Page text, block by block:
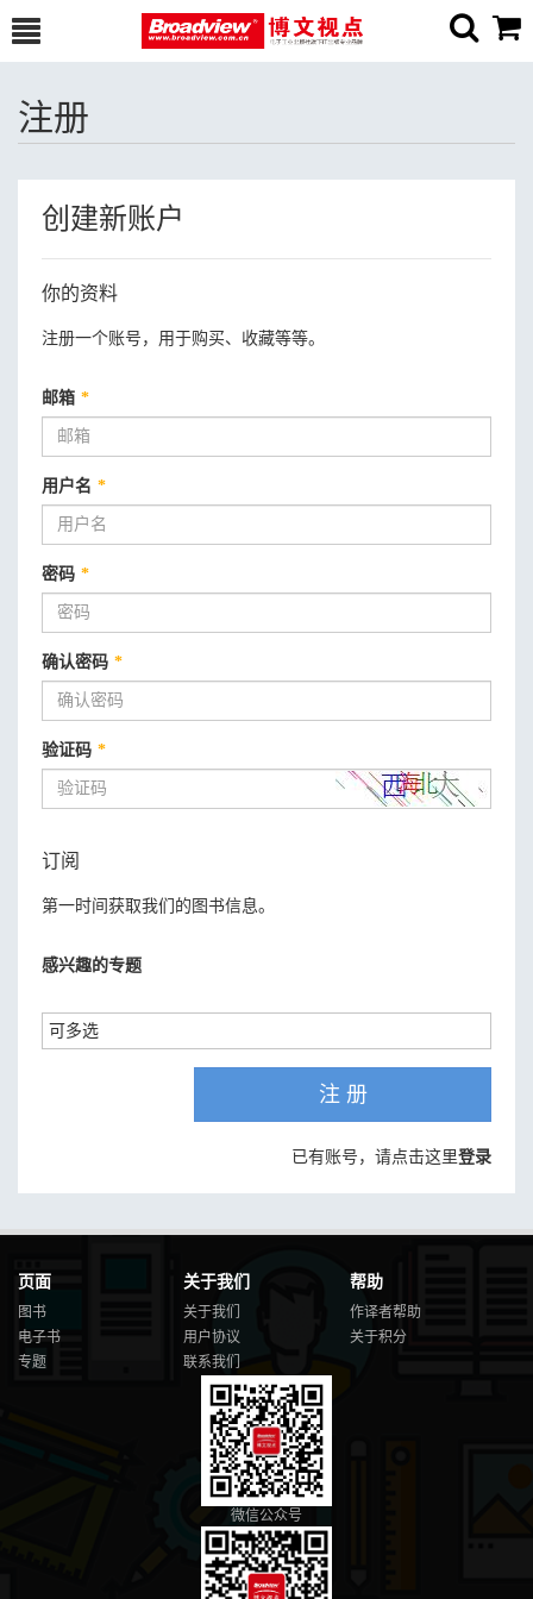
注册
创建新账户
你的资料
注册一个账号，用于购买、收藏等等。
邮箱 *
用户名 *
密码 *
确认密码 *
验证码 *
订阅
第一时间获取我们的图书信息。
感兴趣的专题
注 册
已有账号，请点击这里登录
页面
图书
电子书
专题
关于我们
关于我们
用户协议
联系我们
帮助
作译者帮助
关于积分
微信公众号